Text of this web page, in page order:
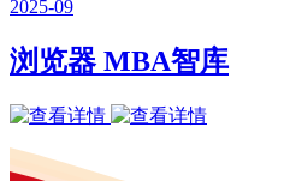
2025-09
浏览器 MBA智库